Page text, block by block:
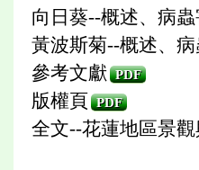
向日葵--概述、病
黃波斯菊--概述、
參考文獻 PDF
版權頁 PDF
全文--花蓮地區景